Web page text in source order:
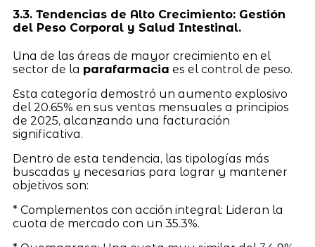
3.3. Tendencias de Alto Crecimiento: Gestión
del Peso Corporal y Salud Intestinal.
Una de las áreas de mayor crecimiento en el
sector de la parafarmacia es el control de peso.
Esta categoría demostró un aumento explosivo
del 20.65% en sus ventas mensuales a principios
de 2025, alcanzando una facturación
significativa.
Dentro de esta tendencia, las tipologías más
buscadas y necesarias para lograr y mantener
objetivos son:
* Complementos con acción integral: Lideran la
cuota de mercado con un 35.3%.